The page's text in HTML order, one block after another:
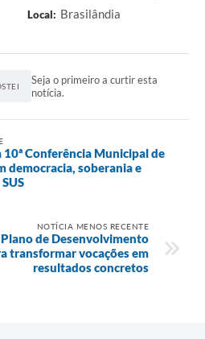
Local: Brasilândia
Seja o primeiro a curtir esta
notícia.
Conferência Municipal de
democracia, soberania e
NOTÍCIA MENOS RECENTE
de Desenvolvimento
transformar vocações em
resultados concretos